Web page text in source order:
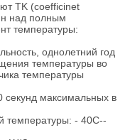
TK (coefficinet
над полным
температуры:
однолетний год
температуры во
температуры
секунд максимальных в
температуры: - 40C--